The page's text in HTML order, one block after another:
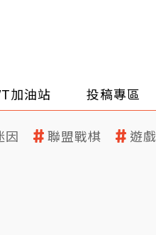
加油站 投稿專區
因 聯盟戰棋 遊